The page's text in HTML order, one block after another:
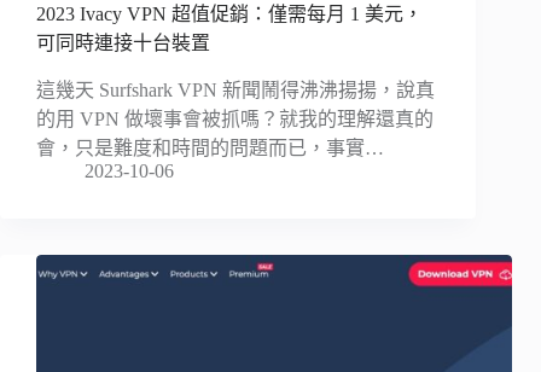
2023 Ivacy VPN 超值促銷：僅需每月 1 美元，
可同時連接十台裝置
這幾天 Surfshark VPN 新聞鬧得沸沸揚揚，說真
的用 VPN 做壞事會被抓嗎？就我的理解還真的
會，只是難度和時間的問題而已，事實…
2023-10-06